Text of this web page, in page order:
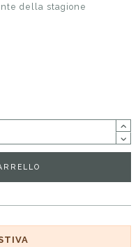
della stagione